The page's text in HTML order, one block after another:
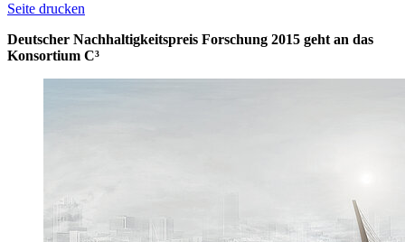
Seite drucken
Deutscher Nachhaltigkeitspreis Forschung 2015 geht an das
Konsortium C³